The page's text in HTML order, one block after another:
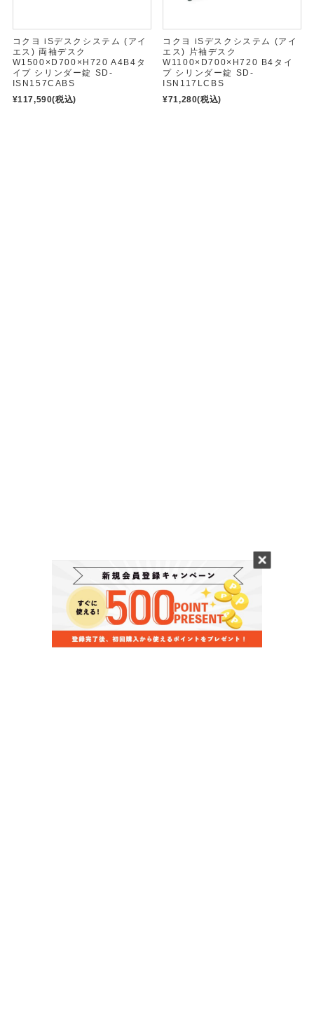
コクヨ iSデスクシステム (アイ
エス) 両袖デスク
W1500×D700×H720 A4B4タ
イプ シリンダー錠 SD-
ISN157CABS
¥117,590(税込)
コクヨ iSデスクシステム (アイ
エス) 片袖デスク
W1100×D700×H720 B4タイ
プ シリンダー錠 SD-
ISN117LCBS
¥71,280(税込)